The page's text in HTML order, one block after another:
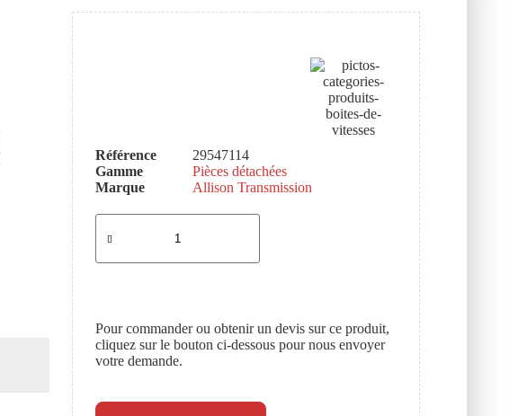
Référence
29547114
Gamme
Pièces détachées
Marque
Allison Transmission
Pour commander ou obtenir un devis sur ce produit,
cliquez sur le bouton ci-dessous pour nous envoyer
votre demande.